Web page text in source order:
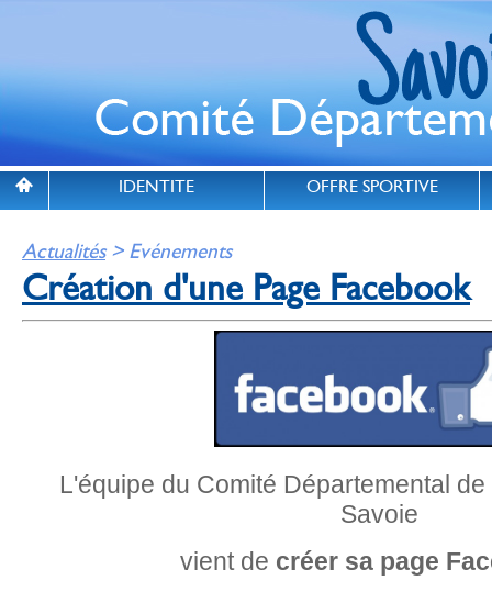
IDENTITE OFFRE SPORTIVE
Actualités> Evénements
Création d'une Page Facebook
L'équipe du Comité Départemental
Savoie
vient de créer sa page